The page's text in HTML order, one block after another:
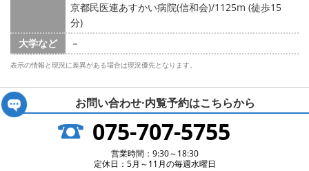
京都民医連あすかい病院(信和会)/1125m (徒歩15
分)
大学など
－
表示の情報と現況に差異がある場合は現況優先となります。
お問い合わせ·内覧予約はこちらから
075-707-5755
営業時間：9:30～18:30
定休日：5月～11月の毎週水曜日